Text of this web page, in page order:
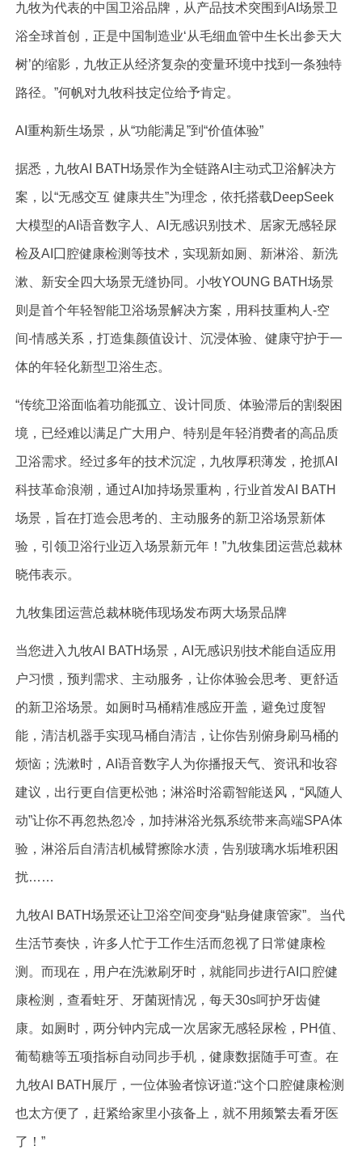
九牧为代表的中国卫浴品牌，从产品技术突围到AI场景卫
浴全球首创，正是中国制造业‘从毛细血管中生长出参天大
树’的缩影，九牧正从经济复杂的变量环境中找到一条独特
路径。”何帆对九牧科技定位给予肯定。
AI重构新生场景，从“功能满足”到“价值体验”
据悉，九牧AI BATH场景作为全链路AI主动式卫浴解决方
案，以“无感交互 健康共生”为理念，依托搭载DeepSeek
大模型的AI语音数字人、AI无感识别技术、居家无感轻尿
检及AI囗腔健康检测等技术，实现新如厕、新淋浴、新洗
漱、新安全四大场景无缝协同。小牧YOUNG BATH场景
则是首个年轻智能卫浴场景解决方案，用科技重构人-空
间-情感关系，打造集颜值设计、沉浸体验、健康守护于一
体的年轻化新型卫浴生态。
“传统卫浴面临着功能孤立、设计同质、体验滞后的割裂困
境，已经难以满足广大用户、特别是年轻消费者的高品质
卫浴需求。经过多年的技术沉淀，九牧厚积薄发，抢抓AI
科技革命浪潮，通过AI加持场景重构，行业首发AI BATH
场景，旨在打造会思考的、主动服务的新卫浴场景新体
验，引领卫浴行业迈入场景新元年！”九牧集团运营总裁林
晓伟表示。
九牧集团运营总裁林晓伟现场发布两大场景品牌
当您进入九牧AI BATH场景，AI无感识别技术能自适应用
户习惯，预判需求、主动服务，让你体验会思考、更舒适
的新卫浴场景。如厕时马桶精准感应开盖，避免过度智
能，清洁机器手实现马桶自清洁，让你告别俯身刷马桶的
烦恼；洗漱时，AI语音数字人为你播报天气、资讯和妆容
建议，出行更自信更松弛；淋浴时浴霸智能送风，“风随人
动”让你不再忽热忽冷，加持淋浴光氛系统带来高端SPA体
验，淋浴后自清洁机械臂擦除水渍，告别玻璃水垢堆积困
扰……
九牧AI BATH场景还让卫浴空间变身“贴身健康管家”。当代
生活节奏快，许多人忙于工作生活而忽视了日常健康检
测。而现在，用户在洗漱刷牙时，就能同步进行AI口腔健
康检测，查看蛀牙、牙菌斑情况，每天30s呵护牙齿健
康。如厕时，两分钟内完成一次居家无感轻尿检，PH值、
葡萄糖等五项指标自动同步手机，健康数据随手可查。在
九牧AI BATH展厅，一位体验者惊讶道:“这个口腔健康检测
也太方便了，赶紧给家里小孩备上，就不用频繁去看牙医
了！”